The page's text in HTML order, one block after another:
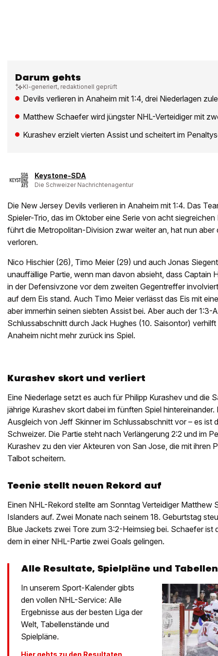
Darum gehts
KI-generiert, redaktionell geprüft
Devils verlieren in Anaheim mit 1:4, drei Niederlagen
Matthew Schaefer wird jüngster NHL-Verteidiger mit
Kurashev erzielt vierten Assist und scheitert im
Keystone-SDA
Die Schweizer Nachrichtenagentur
Die New Jersey Devils verlieren in Anaheim mit 1:4. Das
Spieler-Trio, das im Oktober eine Serie von acht
führt die Metropolitan-Division zwar weiter an, hat nun aber
verloren.
Nico Hischier (26), Timo Meier (29) und auch Jonas
unauffällige Partie, wenn man davon absieht, dass Captain
in der Defensivzone vor dem zweiten Gegentreffer
auf dem Eis stand. Auch Timo Meier verlässt das Eis mit
aber immerhin seinen siebten Assist bei. Aber auch der 1:3-
Schlussabschnitt durch Jack Hughes (10. Saisontor)
Anaheim nicht mehr zurück ins Spiel.
Kurashev skort und verliert
Eine Niederlage setzt es auch für Philipp Kurashev und die
jährige Kurashev skort dabei im fünften Spiel hintereinander.
Ausgleich von Jeff Skinner im Schlussabschnitt vor – es ist
Schweizer. Die Partie steht nach Verlängerung 2:2 und im
Kurashev zu den vier Akteuren von San Jose, die mit ihren
Talbot scheitern.
Teenie stellt neuen Rekord auf
Einen NHL-Rekord stellte am Sonntag Verteidiger Matthew
Islanders auf. Zwei Monate nach seinem 18. Geburtstag
Blue Jackets zwei Tore zum 3:2-Heimsieg bei. Schaefer ist
dem in einer NHL-Partie zwei Goals gelingen.
Alle Resultate, Spielpläne und Tabellen
In unserem Sport-Kalender gibts
den vollen NHL-Service: Alle
Ergebnisse aus der besten Liga der
Welt, Tabellenstände und
Spielpläne.